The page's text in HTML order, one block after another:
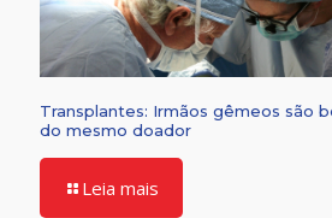
Transplantes: Irmãos gêmeos são
do mesmo doador
Leia mais